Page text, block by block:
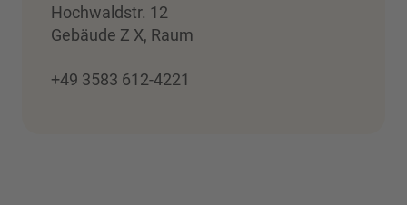
Hochwaldstr. 12
Gebäude Z X, Raum
+49 3583 612-4221